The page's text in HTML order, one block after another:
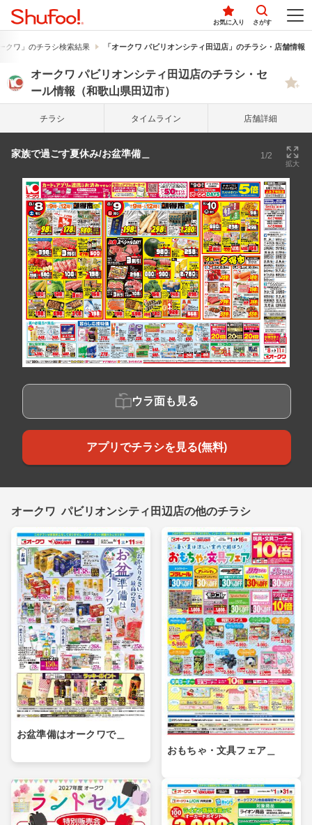
お気に入り さがす
クワ」のチラシ検索結果 「オークワ パビリオンシティ田辺店」のチラシ・店舗情報
オークワ パビリオンシティ田辺店のチラシ・セ
ール情報（和歌山県田辺市）
チラシ タイム ライン 店舗詳細
家族で過ごす夏休み/お盆準備＿ 1/2
拡大
ウラ面も見る
アプリでチラシを見る(無料)
オークワ パビリオンシティ田辺店の他のチラシ
お盆準備はオークワで＿
おもちゃ・文具フェア＿